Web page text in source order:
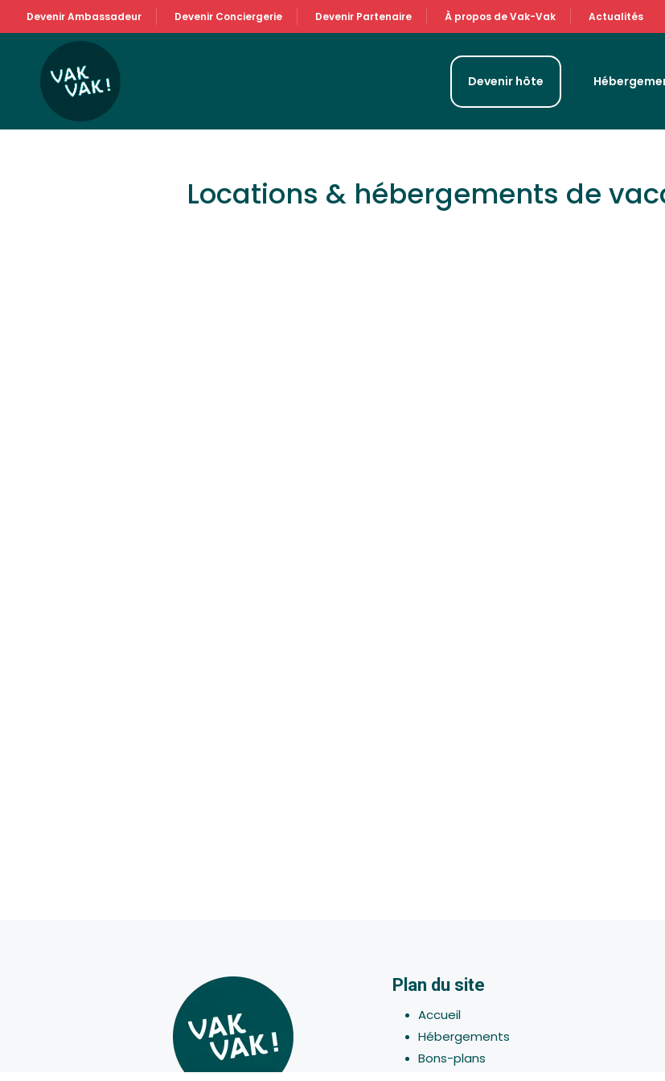
Devenir Ambassadeur Devenir Conciergerie Devenir Partenaire À propos de Vak-Vak Actualités
Devenir hôte
Locations & hébergements de
Plan du site
Accueil
Hébergements
Bons-plans